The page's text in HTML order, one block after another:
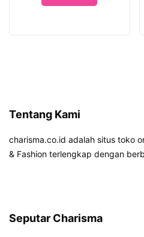
Tentang Kami
charisma.co.id adalah situs toko
& Fashion terlengkap dengan
Seputar Charisma